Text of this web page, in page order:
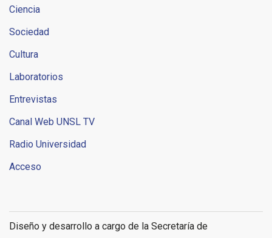
Ciencia
Sociedad
Cultura
Laboratorios
Entrevistas
Canal Web UNSL TV
Radio Universidad
Acceso
Diseño y desarrollo a cargo de la Secretaría de